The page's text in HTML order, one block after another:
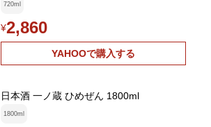
720ml
¥2,860
YAHOOで購入する
日本酒 一ノ蔵 ひめぜん 1800ml
1800ml